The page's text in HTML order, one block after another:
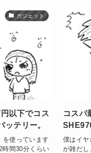
ガジェット
以下でコス
ッテリー。
使っています
時間30分くらい
コスパ
僕はイ
が雑だし